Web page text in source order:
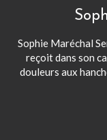
Sophie Maréchal
reçoit dans son
douleurs aux